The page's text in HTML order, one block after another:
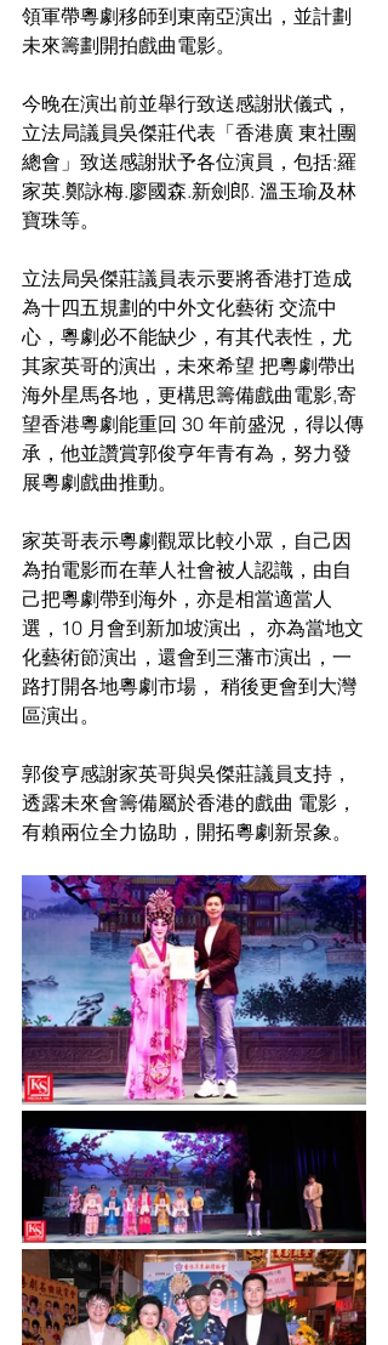
領軍帶粵劇移師到東南亞演出，並計劃
未來籌劃開拍戲曲電影。
今晚在演出前並舉行致送感謝狀儀式，
立法局議員吳傑莊代表「香港廣 東社團
總會」致送感謝狀予各位演員，包括:羅
家英.鄭詠梅.廖國森.新劍郎. 溫玉瑜及林
寶珠等。
立法局吳傑莊議員表示要將香港打造成
為十四五規劃的中外文化藝術 交流中
心，粵劇必不能缺少，有其代表性，尤
其家英哥的演出，未來希望 把粵劇帶出
海外星馬各地，更構思籌備戲曲電影,寄
望香港粵劇能重回 30 年前盛況，得以傳
承，他並讚賞郭俊亨年青有為，努力發
展粵劇戲曲推動。
家英哥表示粵劇觀眾比較小眾，自己因
為拍電影而在華人社會被人認識，由自
己把粵劇帶到海外，亦是相當適當人
選，10 月會到新加坡演出， 亦為當地文
化藝術節演出，還會到三藩市演出，一
路打開各地粵劇市場， 稍後更會到大灣
區演出。
郭俊亨感謝家英哥與吳傑莊議員支持，
透露未來會籌備屬於香港的戲曲 電影，
有賴兩位全力協助，開拓粵劇新景象。